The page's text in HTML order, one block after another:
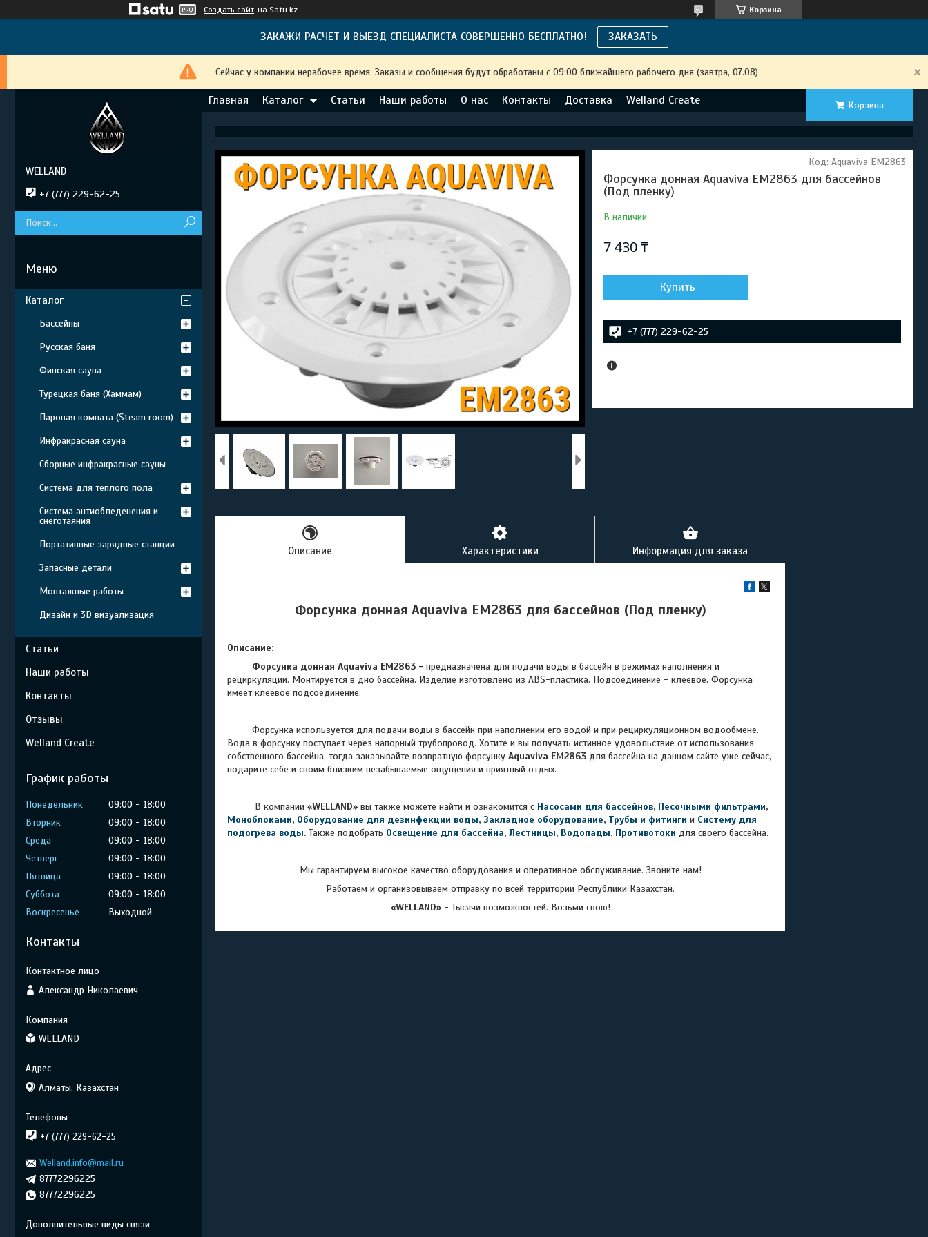
Создать сайт на Satu.kz Корзина
ЗАКАЖИ РАСЧЕТ И ВЫЕЗД СПЕЦИАЛИСТА СОВЕРШЕННО БЕСПЛАТНО! ЗАКАЗАТЬ
Сейчас у компании нерабочее время. Заказы и сообщения будут обработаны с 09:00 ближайшего рабочего дня (завтра, 07.08)
Главная Каталог Статьи Наши работы О нас Контакты Доставка Welland Create Корзина
Форсунка донная Aquaviva EM2863 для бассейнов
(Под пленку)
В наличии
Код: Aquaviva EM2863
7 430 ₸
Купить
+7 (777) 229-62-25
Описание Характеристики Информация для заказа
Форсунка донная Aquaviva EM2863 для бассейнов (Под пленку)
Описание:
Форсунка донная Aquaviva EM2863 - предназначена для подачи воды в бассейн в режимах наполнения и
рециркуляции. Монтируется в дно бассейна. Изделие изготовлено из ABS-пластика. Подсоединение - клеевое. Форсунка
имеет клеевое подсоединение.
Форсунка используется для подачи воды в бассейн при наполнении его водой и при рециркуляционном водообмене.
Вода в форсунку поступает через напорный трубопровод. Хотите и вы получать истинное удовольствие от использования
собственного бассейна, тогда заказывайте возвратную форсунку Aquaviva EM2863 для бассейна на данном сайте уже сейчас,
подарите себе и своим близким незабываемые ощущения и приятный отдых.
В компании «WELLAND» вы также можете найти и ознакомится с Насосами для бассейнов, Песочными фильтрами,
Моноблоками, Оборудование для дезинфекции воды, Закладное оборудование, Трубы и фитинги и Систему для
подогрева воды. Также подобрать Освещение для бассейна, Лестницы, Водопады, Противотоки для своего бассейна.
Мы гарантируем высокое качество оборудования и оперативное обслуживание. Звоните нам!
Работаем и организовываем отправку по всей территории Республики Казахстан.
«WELLAND»- Тысячи возможностей. Возьми свою!
WELLAND
+7 (777) 229-62-25
Каталог
Бассейны
Русская баня
Финская сауна
Турецкая баня (Хаммам)
Паровая комната (Steam room)
Инфракрасная сауна
Сборные инфракрасные сауны
Система для тёплого пола
Система антиобледенения и
снеготаяния
Портативные зарядные станции
Запасные детали
Монтажные работы
Дизайн и 3D визуализация
Статьи
Наши работы
Контакты
Отзывы
Welland Create
График работы
Понедельник 09:00
18:00
Вторник
09:00
18:00
Среда
09:00
18:00
Четверг
09:00
18:00
Пятница
09:00
18:00
Суббота
09:00
18:00
Воскресенье
Выходной
Контакты
Александр Николаевич
WELLAND
Алматы, Казахстан
+7 (777) 229-62-25
Welland.info@mail.ru
87772296225
87772296225